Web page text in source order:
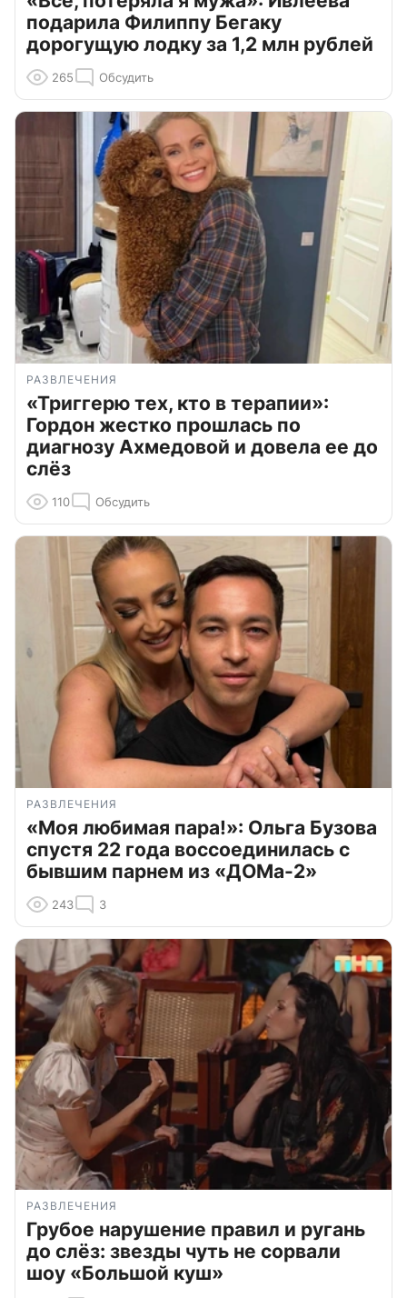
подарила Филиппу Бегаку
дорогущую лодку за 1,2 млн рублей
265 Обсудить
РАЗВЛЕЧЕНИЯ
«Триггерю тех, кто в терапии»:
Гордон жестко прошлась по
диагнозу Ахмедовой и довела ее до
слёз
110 Обсудить
РАЗВЛЕЧЕНИЯ
«Моя любимая пара!»: Ольга Бузова
спустя 22 года воссоединилась с
бывшим парнем из «ДОМа-2»
243 3
РАЗВЛЕЧЕНИЯ
Грубое нарушение правил и ругань
до слёз: звезды чуть не сорвали
шоу «Большой куш»